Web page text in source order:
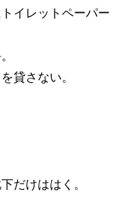
イレットペーパー
貸さない。
だけははく。